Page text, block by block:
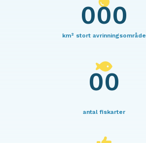
000
km² stort avrinningsområde
00
antal fiskarter